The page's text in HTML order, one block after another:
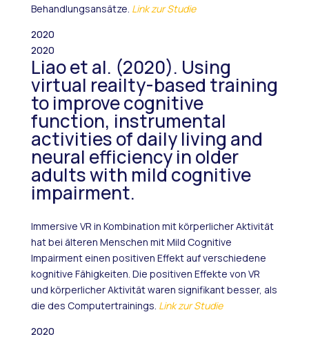
Behandlungsansätze. Link zur Studie
2020
2020
Liao et al. (2020). Using
virtual reailty-based training
to improve cognitive
function, instrumental
activities of daily living and
neural efficiency in older
adults with mild cognitive
impairment.
Immersive VR in Kombination mit körperlicher Aktivität
hat bei älteren Menschen mit Mild Cognitive
Impairment einen positiven Effekt auf verschiedene
kognitive Fähigkeiten. Die positiven Effekte von VR
und körperlicher Aktivität waren signifikant besser, als
die des Computertrainings. Link zur Studie
2020